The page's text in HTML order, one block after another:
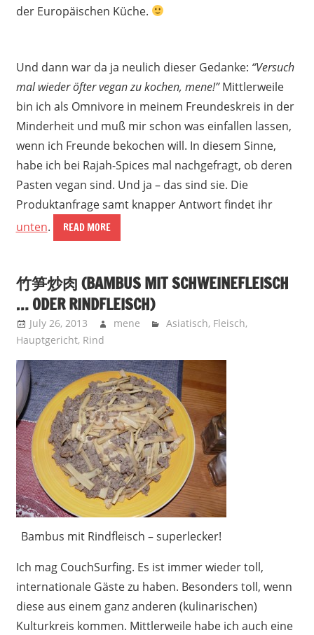
der Europäischen Küche.
Und dann war da ja neulich dieser Gedanke: “Versuch
mal wieder öfter vegan zu kochen, mene!”Mittlerweile
bin ich als Omnivore in meinem Freundeskreis in der
Minderheit und muß mir schon was einfallen lassen,
wenn ich Freunde bekochen will. In diesem Sinne,
habe ich bei Rajah-Spices mal nachgefragt, ob deren
Pasten vegan sind. Und ja – das sind sie. Die
Produktanfrage samt knapper Antwort findet ihr
unten. READ MORE
竹笋炒肉 (BAMBUS MIT SCHWEINEFLEISCH
… ODER RINDFLEISCH)
July 26, 2013 mene Asiatisch, Fleisch,
Hauptgericht, Rind
Bambus mit Rindfleisch – superlecker!
Ich mag CouchSurfing. Es ist immer wieder toll,
internationale Gäste zu haben. Besonders toll, wenn
diese aus einem ganz anderen (kulinarischen)
Kulturkreis kommen. Mittlerweile habe ich auch eine